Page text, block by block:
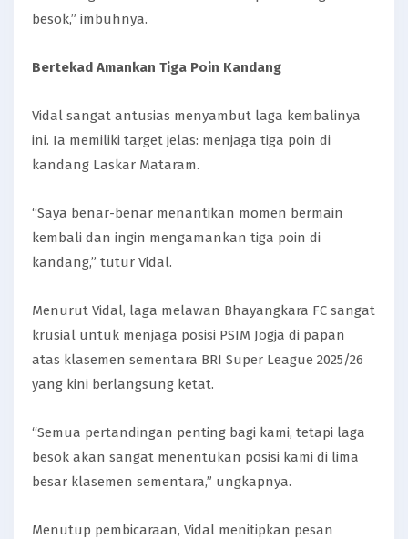
besok,” imbuhnya.
Bertekad Amankan Tiga Poin Kandang
Vidal sangat antusias menyambut laga kembalinya
ini. Ia memiliki target jelas: menjaga tiga poin di
kandang Laskar Mataram.
“Saya benar-benar menantikan momen bermain
kembali dan ingin mengamankan tiga poin di
kandang,” tutur Vidal.
Menurut Vidal, laga melawan Bhayangkara FC sangat
krusial untuk menjaga posisi PSIM Jogja di papan
atas klasemen sementara BRI Super League 2025/26
yang kini berlangsung ketat.
“Semua pertandingan penting bagi kami, tetapi laga
besok akan sangat menentukan posisi kami di lima
besar klasemen sementara,” ungkapnya.
Menutup pembicaraan, Vidal menitipkan pesan